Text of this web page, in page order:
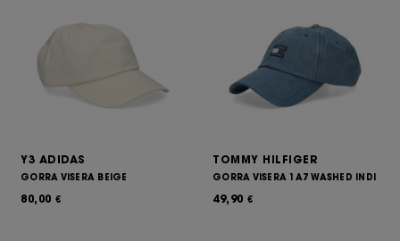
Y3 ADIDAS
GORRA VISERA BEIGE
80,00 €
TOMMY HILFIGER
GORRA VISERA 1A7 WASHED INDI
49,90 €